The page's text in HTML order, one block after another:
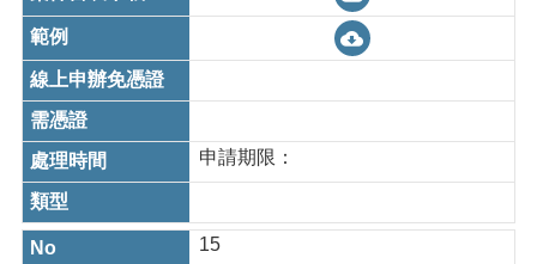
申請期限：
15